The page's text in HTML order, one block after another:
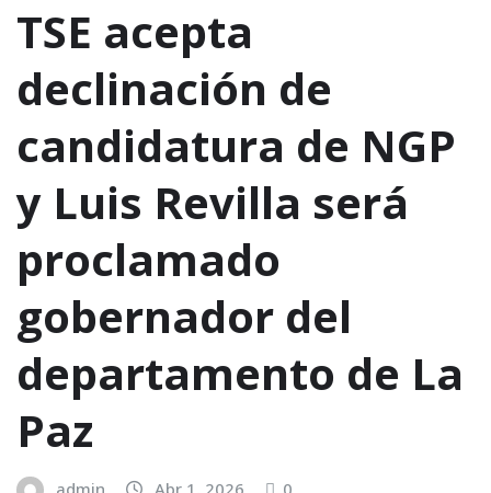
TSE acepta
declinación de
candidatura de NGP
y Luis Revilla será
proclamado
gobernador del
departamento de La
Paz